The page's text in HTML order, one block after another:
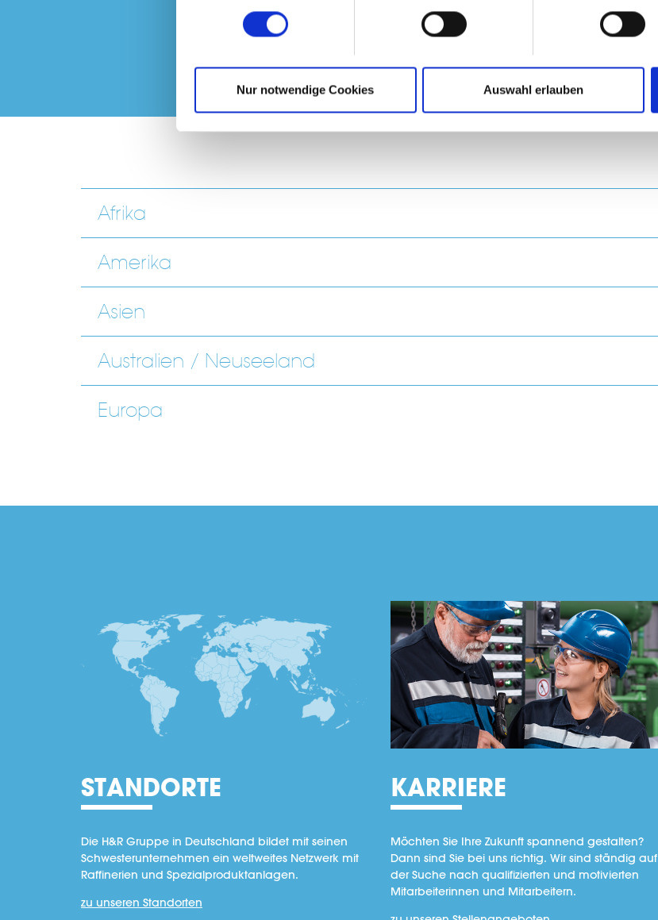
Nur notwendige Cookies Auswahl erlauben
Afrika
Amerika
Asien
Australien / Neuseeland
Europa
STANDORTE
Die H&R Gruppe in Deutschland bildet mit seinen
Schwesterunternehmen ein weltweites Netzwerk mit
Raffinerien und Spezialproduktanlagen.
zu unseren Standorten
KARRIERE
Möchten Sie Ihre Zukunft spannend gestalten?
Dann sind Sie bei uns richtig. Wir sind ständig auf
der Suche nach qualifizierten und motivierten
Mitarbeiterinnen und Mitarbeitern.